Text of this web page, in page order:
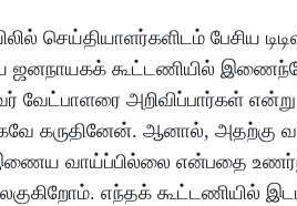
செய்தியாளர்களிடம் பேசிய
ஜனநாயகக் கூட்டணியில்
வேட்பாளரை அறிவிப்பார்கள்
கருதினேன். ஆனால், அதற்கு
வாய்ப்பில்லை என்பதை
எந்தக் கூட்டணியில்